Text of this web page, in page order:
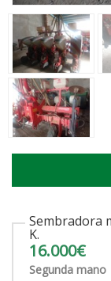
Sembradora
K.
16.000€
Segunda mano